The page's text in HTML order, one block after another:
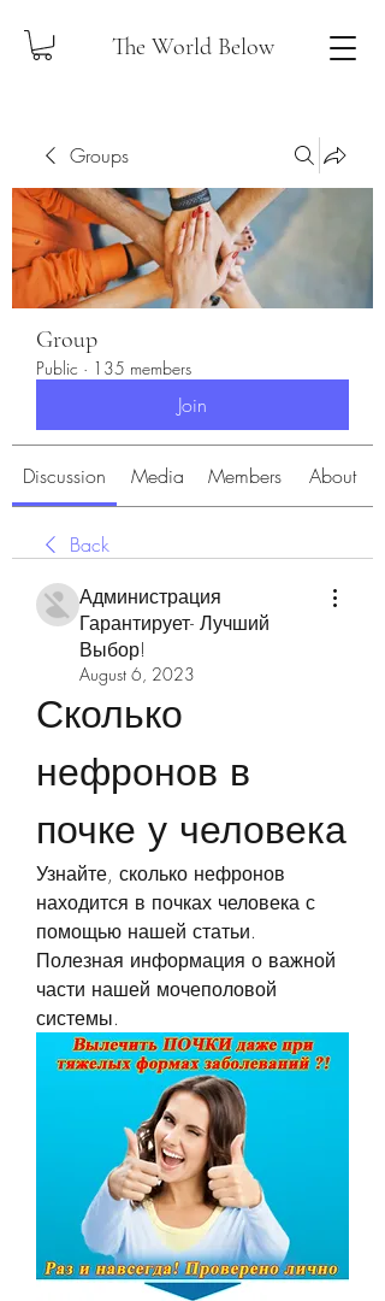
The World Below
Groups
Group
Public · 135 members
Join
Discussion Media Members About
Back
Администрация
Гарантирует- Лучший
Выбор!
August 6, 2023
Сколько
нефронов в
почке у человека
Узнайте, сколько нефронов
находится в почках человека с
помощью нашей статьи.
Полезная информация о важной
части нашей мочеполовой
системы.